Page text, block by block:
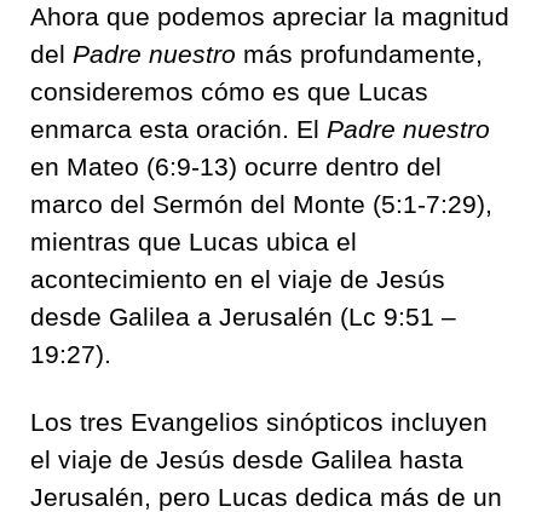
Ahora que podemos apreciar la magnitud
del Padre nuestro más profundamente,
consideremos cómo es que Lucas
enmarca esta oración. El Padre nuestro
en Mateo (6:9-13) ocurre dentro del
marco del Sermón del Monte (5:1-7:29),
mientras que Lucas ubica el
acontecimiento en el viaje de Jesús
desde Galilea a Jerusalén (Lc 9:51 –
19:27).
Los tres Evangelios sinópticos incluyen
el viaje de Jesús desde Galilea hasta
Jerusalén, pero Lucas dedica más de un